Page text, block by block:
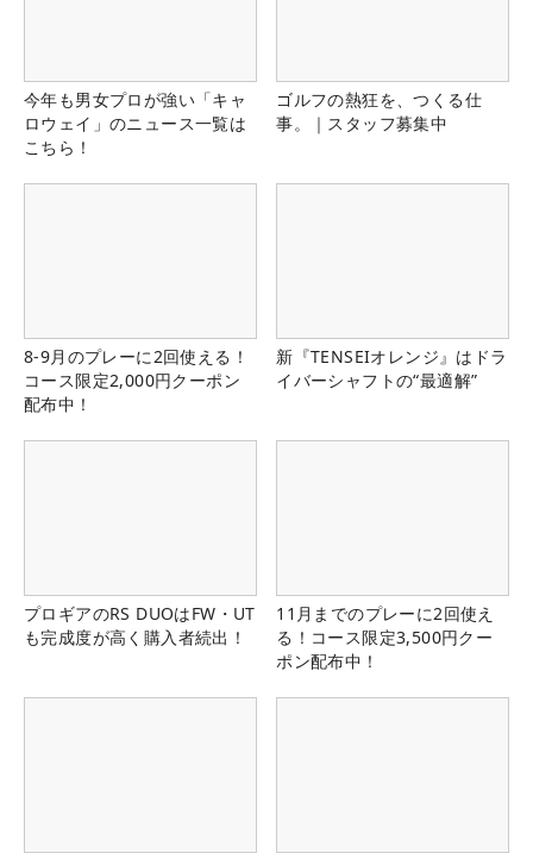
今年も男女プロが強い「キャ
ロウェイ」のニュース一覧は
こちら！
ゴルフの熱狂を、つくる仕
事。｜スタッフ募集中
8-9月のプレーに2回使える！
コース限定2,000円クーポン
配布中！
新『TENSEIオレンジ』はドラ
イバーシャフトの“最適解”
プロギアのRS DUOはFW・UT
も完成度が高く購入者続出！
11月までのプレーに2回使え
る！コース限定3,500円クー
ポン配布中！